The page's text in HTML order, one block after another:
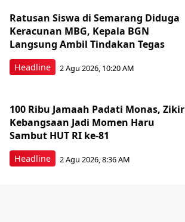
Headline
Ratusan Siswa di Semarang Diduga
Keracunan MBG, Kepala BGN
Langsung Ambil Tindakan Tegas
2 Agu 2026, 10:20 AM
Headline
100 Ribu Jamaah Padati Monas, Zikir
Kebangsaan Jadi Momen Haru
Sambut HUT RI ke-81
2 Agu 2026, 8:36 AM